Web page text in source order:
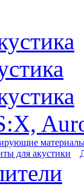
для акустики